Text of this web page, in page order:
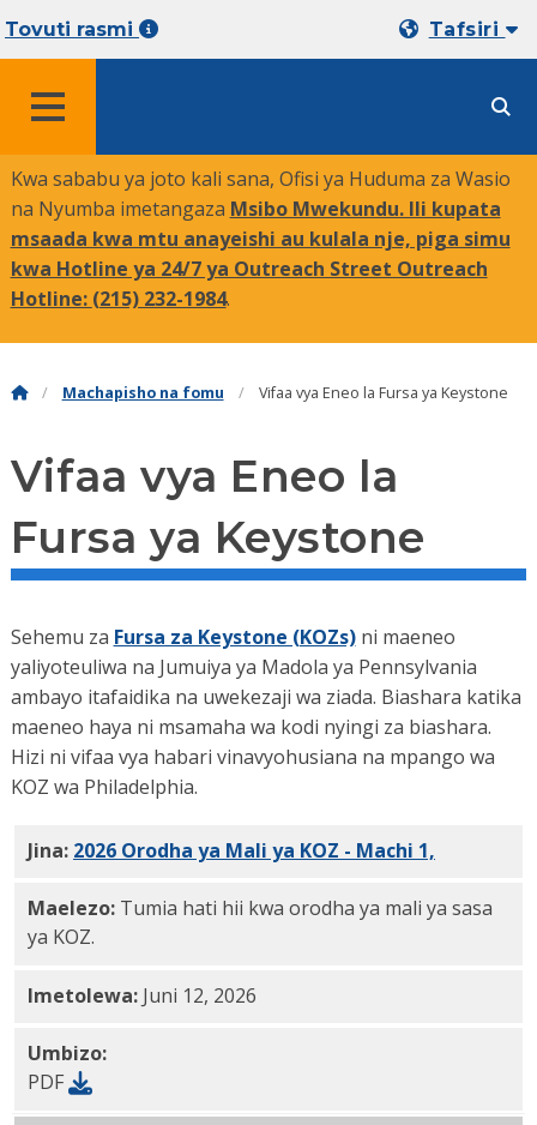
Tovuti rasmi Tafsiri
Kwa sababu ya joto kali sana, Ofisi ya Huduma za Wasio
na Nyumba imetangaza Msibo Mwekundu. Ili kupata
msaada kwa mtu anayeishi au kulala nje, piga simu
kwa Hotline ya 24/7 ya Outreach Street Outreach
Hotline: (215) 232-1984.
Machapisho na fomu Vifaa vya Eneo la Fursa ya Keystone
Vifaa vya Eneo la
Fursa ya Keystone
Sehemu za Fursa za Keystone (KOZs)ni maeneo
yaliyoteuliwa na Jumuiya ya Madola ya Pennsylvania
ambayo itafaidika na uwekezaji wa ziada. Biashara katika
maeneo haya ni msamaha wa kodi nyingi za biashara.
Hizi ni vifaa vya habari vinavyohusiana na mpango wa
KOZ wa Philadelphia.
Jina: 2026 Orodha ya Mali ya KOZ - Machi 1,
Maelezo: Tumia hati hii kwa orodha ya mali ya sasa
ya KOZ.
Imetolewa: Juni 12, 2026
Umbizo:
PDF